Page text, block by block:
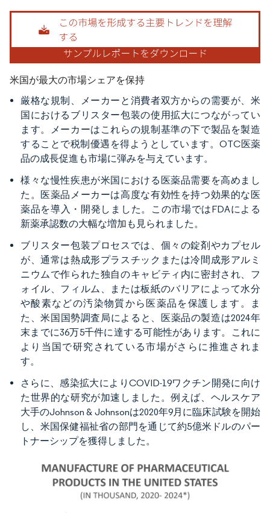
画像 © Mordor Intelligence。再利用にはCC BY 4.0の表示が必要です。
米国が最大の市場シェアを保持
厳格な規制、メーカーと消費者双方からの需要が、米
国におけるブリスター包装の使用拡大につながってい
ます。メーカーはこれらの規制基準の下で製品を製造
することで税制優遇を得ようとしています。OTC医薬
品の成長促進も市場に弾みを与えています。
様々な慢性疾患が米国における医薬品需要を高めまし
た。医薬品メーカーは高度な有効性を持つ効果的な医
薬品を導入・開発しました。この市場ではFDAによる
新薬承認数の大幅な増加も見られました。
ブリスター包装プロセスでは、個々の錠剤やカプセル
が、通常は熱成形プラスチックまたは冷間成形アルミ
ニウムで作られた独自のキャビティ内に密封され、フ
ォイル、フィルム、または板紙のバリアによって水分
や酸素などの汚染物質から医薬品を保護します。ま
た、米国国勢調査局によると、医薬品の製造は2024年
末までに36万5千件に達する可能性があります。これに
より当国で研究されている市場がさらに推進されま
す。
さらに、感染拡大によりCOVID-19ワクチン開発に向け
た世界的な研究が加速しました。例えば、ヘルスケア
大手のJohnson & Johnsonは2020年9月に臨床試験を開始
し、米国保健福祉省の部門を通じて約5億米ドルのパー
トナーシップを獲得しました。